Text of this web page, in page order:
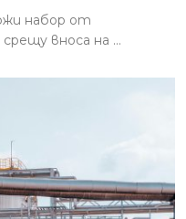
набор от
вноса на ...